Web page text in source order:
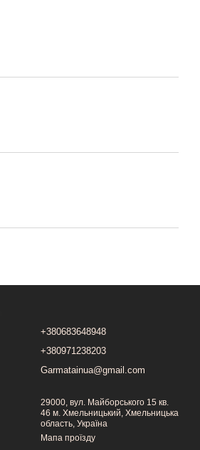
+380683648948
+380971238203
Garmatainua@gmail.com
29000, вул. Майборського 15 кв.
46 м. Хмельницький, Хмельницька
область, Україна
Мапа проїзду